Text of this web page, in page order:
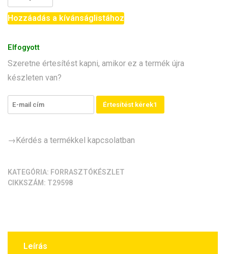
fenyőfa
KIT
mennyiség
Hozzáadás a kívánságlistához
Elfogyott
Szeretne értesítést kapni, amikor ez a termék újra
készleten van?
Értesítést kérek1
→Kérdés a termékkel kapcsolatban
KATEGÓRIA: FORRASZTÓKÉSZLET
CIKKSZÁM: T29598
Leírás